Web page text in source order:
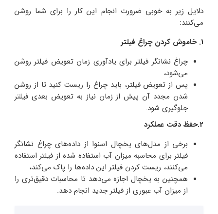
دلایل زیر به خوبی ضرورت انجام این کار را برای شما روشن
می‌کنند:
1. خاموش کردن چراغ فیلتر
چراغ نشانگر فیلتر برای یادآوری زمان تعویض فیلتر روشن
می‌‌شود،
پس از تعویض فیلتر، باید چراغ را ریست کنید تا از روشن
شدن مجدد آن پیش از زمان نیاز به تعویض بعدی فیلتر
جلوگیری شود.
2.حفظ دقت عملکرد
برخی از مدل‌‌های یخچال اسنوا از داده‌‌های چراغ نشانگر
فیلتر برای محاسبه میزان آب استفاده شده از فیلتر استفاده
می‌کنند، ریست کردن فیلتر این داده‌‌ها را پاک می‌‌کند،
همچنین به یخچال اجازه می‌‌دهد تا محاسبات دقیق‌‌تری را
از میزان آب عبوری از فیلتر جدید انجام دهد.